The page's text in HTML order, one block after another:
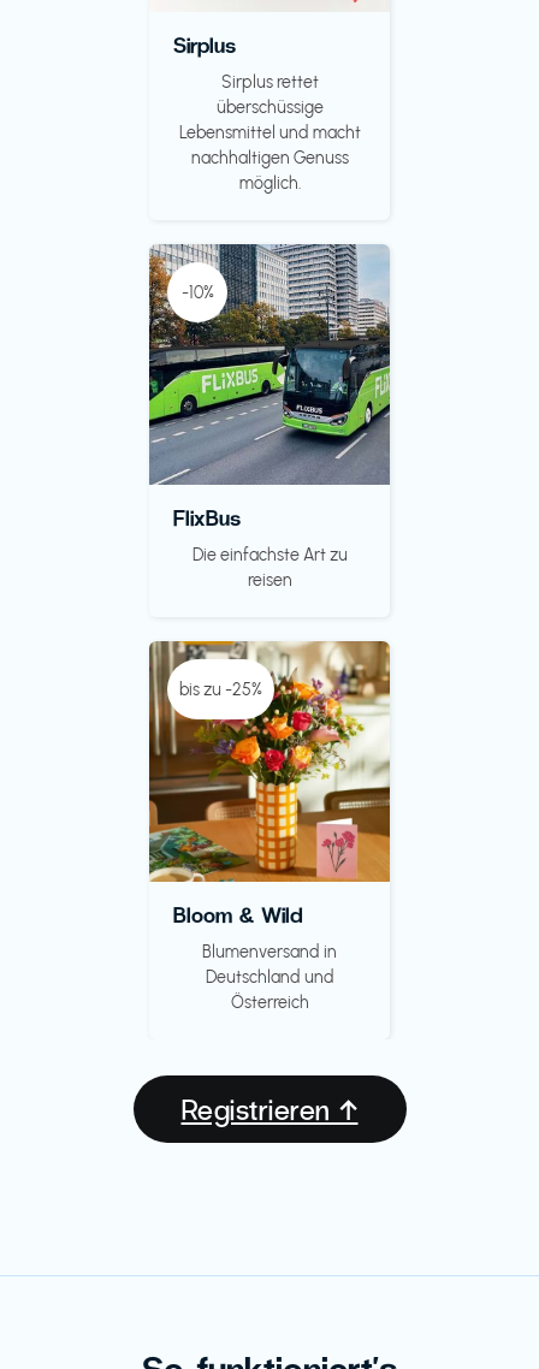
Sirplus
Sirplus rettet
überschüssige
Lebensmittel und macht
nachhaltigen Genuss
möglich.
-10%
FlixBus
Die einfachste Art zu
reisen
bis zu -25%
Bloom & Wild
Blumenversand in
Deutschland und
Österreich
Registrieren ↑